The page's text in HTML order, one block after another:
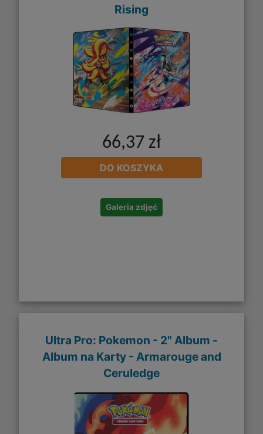
Rising
66,37 zł
DO KOSZYKA
Galeria zdjęć
Ultra Pro: Pokemon - 2" Album -
Album na Karty - Armarouge and
Ceruledge